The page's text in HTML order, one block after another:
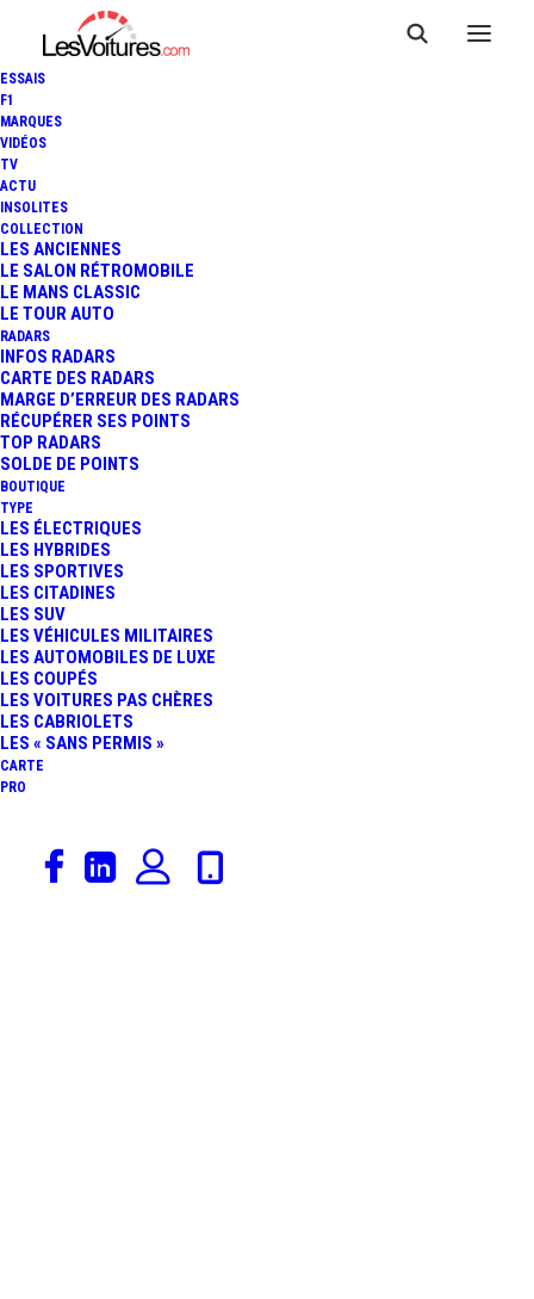
ESSAIS
F1
MARQUES
VIDÉOS
TV
ACTU
INSOLITES
COLLECTION
LES ANCIENNES
LE SALON RÉTROMOBILE
LE MANS CLASSIC
LE TOUR AUTO
RADARS
INFOS RADARS
CARTE DES RADARS
MARGE D’ERREUR DES RADARS
RÉCUPÉRER SES POINTS
TOP RADARS
SOLDE DE POINTS
BOUTIQUE
TYPE
LES ÉLECTRIQUES
LES HYBRIDES
LES SPORTIVES
LES CITADINES
LES SUV
LES VÉHICULES MILITAIRES
LES AUTOMOBILES DE LUXE
LES COUPÉS
LES VOITURES PAS CHÈRES
LES CABRIOLETS
LES « SANS PERMIS »
CARTE
PRO
30 juillet 2026
RENAULT TWINGO
TURBO 3E : MICRO-
SUPERCAR QUI
RIDICULISE TOUTES LES
GTI